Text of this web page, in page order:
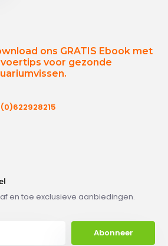
ons GRATIS Ebook met
voertips voor gezonde
en toe exclusieve aanbiedingen.
Abonneer